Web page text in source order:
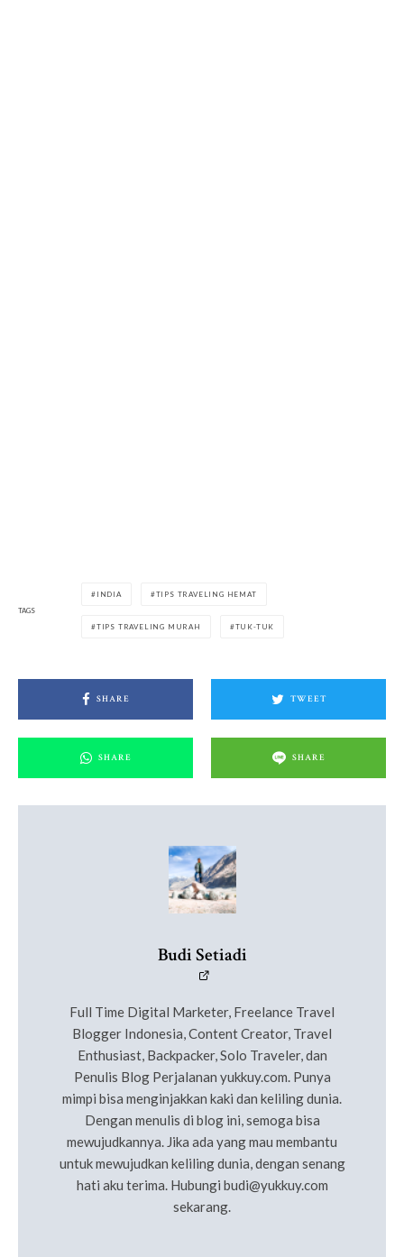
TAGS
INDIA TIPS TRAVELING HEMAT
TIPS TRAVELING MURAH TUK-TUK
SHARE TWEET
SHARE SHARE
Budi Setiadi
Full Time Digital Marketer, Freelance Travel
Blogger Indonesia, Content Creator, Travel
Enthusiast, Backpacker, Solo Traveler, dan
Penulis Blog Perjalanan yukkuy.com. Punya
mimpi bisa menginjakkan kaki dan keliling dunia.
Dengan menulis di blog ini, semoga bisa
mewujudkannya. Jika ada yang mau membantu
untuk mewujudkan keliling dunia, dengan senang
hati aku terima. Hubungi budi@yukkuy.com
sekarang.